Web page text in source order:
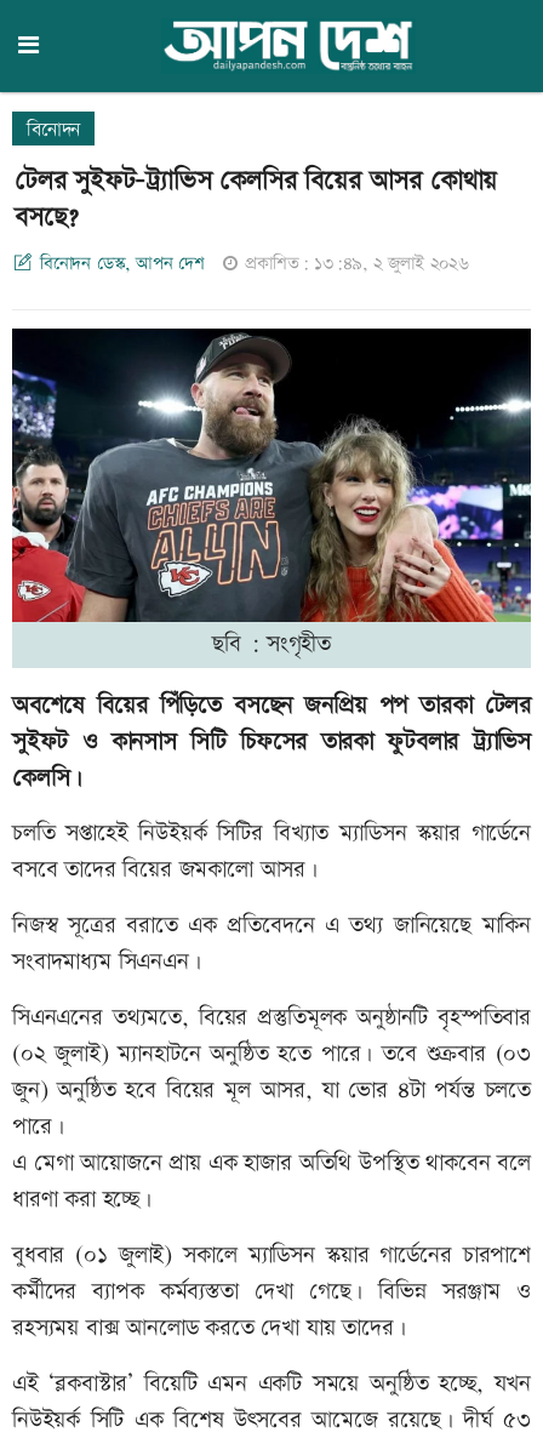
বিনোদন
টেলর সুইফট-ট্র্যাভিস কেলসির বিয়ের আসর কোথায়
বসছে?
বিনোদন ডেস্ক, আপন দেশ প্রকাশিত: ১৩:৪৯, ২ জুলাই ২০২৬
ছবি : সংগৃহীত
অবশেষে বিয়ের পিঁড়িতে বসছেন জনপ্রিয় পপ তারকা টেলর
সুইফট ও কানসাস সিটি চিফসের তারকা ফুটবলার ট্র্যাভিস
কেলসি।
চলতি সপ্তাহেই নিউইয়র্ক সিটির বিখ্যাত ম্যাডিসন স্কয়ার গার্ডেনে
বসবে তাদের বিয়ের জমকালো আসর।
নিজস্ব সূত্রের বরাতে এক প্রতিবেদনে এ তথ্য জানিয়েছে মাকিন
সংবাদমাধ্যম সিএনএন।
সিএনএনের তথ্যমতে, বিয়ের প্রস্তুতিমূলক অনুষ্ঠানটি বৃহস্পতিবার
(০২ জুলাই) ম্যানহাটনে অনুষ্ঠিত হতে পারে। তবে শুক্রবার (০৩
জুন) অনুষ্ঠিত হবে বিয়ের মূল আসর, যা ভোর ৪টা পর্যন্ত চলতে
পারে।
এ মেগা আয়োজনে প্রায় এক হাজার অতিথি উপস্থিত থাকবেন বলে
ধারণা করা হচ্ছে।
বুধবার (০১ জুলাই) সকালে ম্যাডিসন স্কয়ার গার্ডেনের চারপাশে
কর্মীদের ব্যাপক কর্মব্যস্ততা দেখা গেছে। বিভিন্ন সরঞ্জাম ও
রহস্যময় বাক্স আনলোড করতে দেখা যায় তাদের।
এই ‘ব্লকবাস্টার’ বিয়েটি এমন একটি সময়ে অনুষ্ঠিত হচ্ছে, যখন
নিউইয়র্ক সিটি এক বিশেষ উৎসবের আমেজে রয়েছে। দীর্ঘ ৫৩